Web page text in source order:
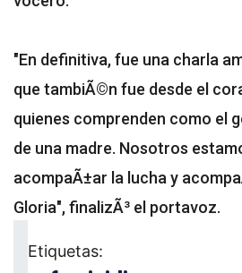
"En definitiva, fue una charla
que tambiÃ©n fue desde el
quienes comprenden como el
de una madre. Nosotros
acompaÃ±ar la lucha y
Gloria", finalizÃ³ el portavoz.
Etiquetas: